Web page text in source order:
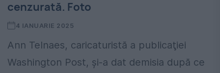
cenzurată. Foto
4 IANUARIE 2025
Ann Telnaes, caricaturistă a publicaţiei
Washington Post, și-a dat demisia după ce